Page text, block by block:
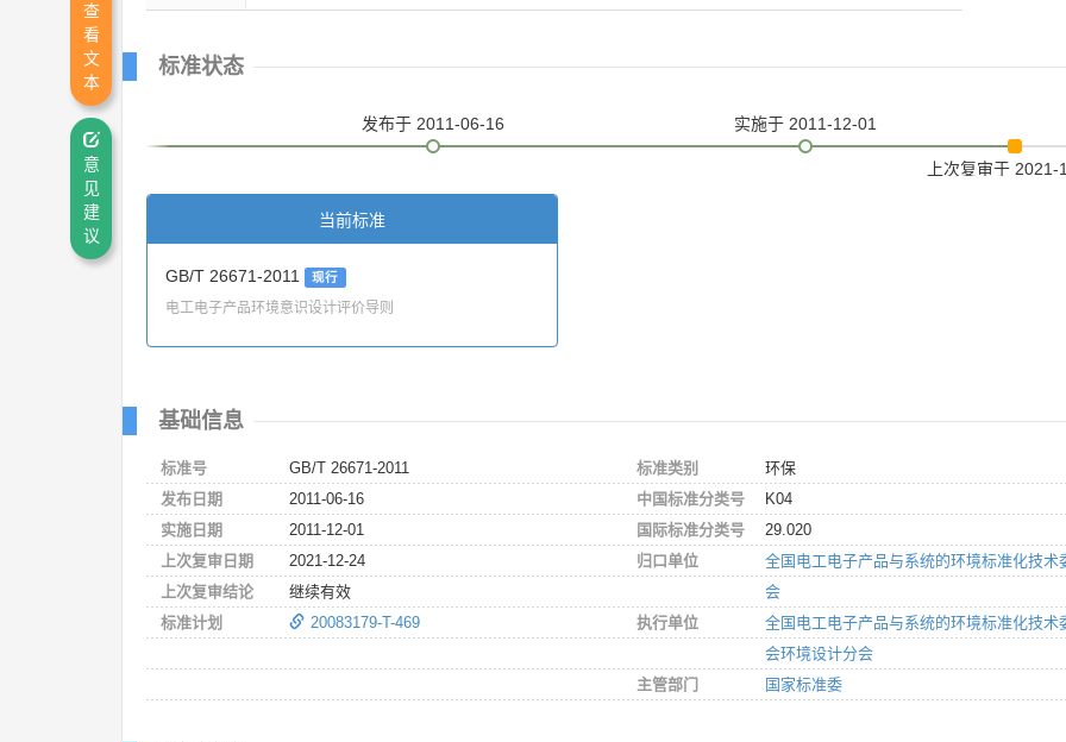
标准状态
发布于 2011-06-16 实施于 2011-12-01
上次复审于 2021-
当前标准
GB/T 26671-2011 现行
电工电子产品环境意识设计评价导则
基础信息
标准号
GB/T 26671-2011
发布日期
2011-06-16
实施日期
2011-12-01
上次复审日期
2021-12-24
上次复审结论
继续有效
标准计划
20083179-T-469
标准类别
环保
中国标准分类号
K04
国际标准分类号
29.020
归口单位
全国电工电子产品与系统的环境标准化技术
会
执行单位
全国电工电子产品与系统的环境标准化技术
会环境设计分会
主管部门
国家标准委
查
看
文
本
意
见
建
议